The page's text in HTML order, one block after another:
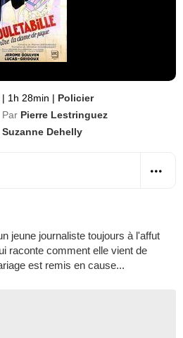
| 1h 28min | Policier
Par Pierre Lestringuez
Suzanne Dehelly
jeune journaliste toujours à l'affut
raconte comment elle vient de
est remis en cause...